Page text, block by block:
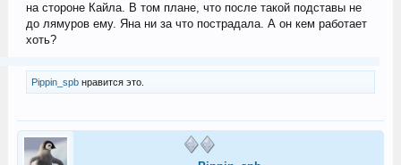
на стороне Кайла. В том плане, что после такой подставы не
до лямуров ему. Яна ни за что пострадала. А он кем работает
хоть?
Pippin_spbнравится это.